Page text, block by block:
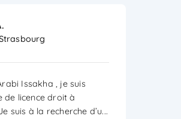
Issakha , je suis
de licence droit à
suis à la recherche d’u...